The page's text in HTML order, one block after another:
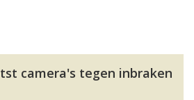
camera's tegen inbraken